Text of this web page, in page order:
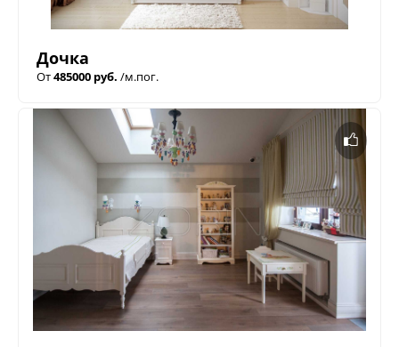
Дочка
От485000 руб. /м.пог.